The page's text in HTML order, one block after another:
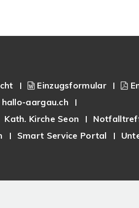
Einzugsformular
hallo-aargau.ch
Kath. Kirche Seon
Smart Service Portal